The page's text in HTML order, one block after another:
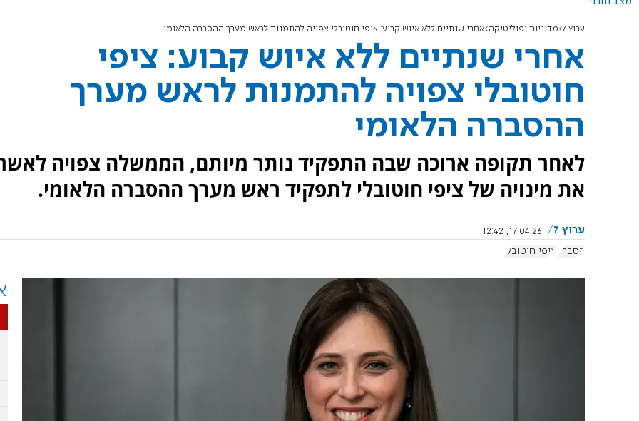
ערוץ 7 מדיניות ופוליטיקה אחרי שנתיים ללא איוש קבוע: ציפי חוטובלי צפויה להתמנות לראש מערך ההסברה הלאומי
אחרי שנתיים ללא איוש קבוע: ציפי
חוטובלי צפויה להתמנות לראש מערך
ההסברה הלאומי
לאחר תקופה ארוכה שבה התפקיד נותר מיותם, הממשלה צפויה
את מינויה של ציפי חוטובלי לתפקיד ראש מערך ההסברה הלאומי.
ערוץ 7
17.04.26, 12:42
הסברה
ציפי חוטובלי